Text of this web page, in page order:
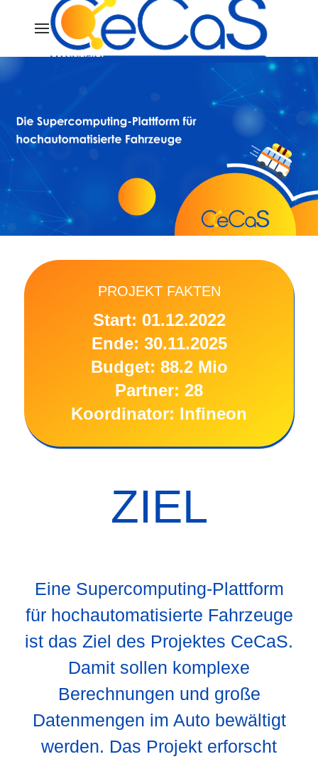
PROJEKT FAKTEN
Start: 01.12.2022
Ende: 30.11.2025
Budget: 88.2 Mio
Partner: 28
Koordinator: Infineon
ZIEL
Eine Supercomputing-Plattform
für hochautomatisierte Fahrzeuge
ist das Ziel des Projektes CeCaS.
Damit sollen komplexe
Berechnungen und große
Datenmengen im Auto bewältigt
werden. Das Projekt erforscht